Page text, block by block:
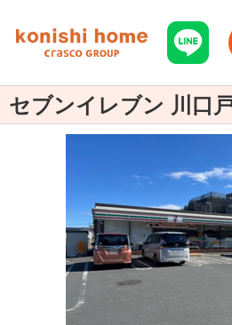
セブンイレブン 川口